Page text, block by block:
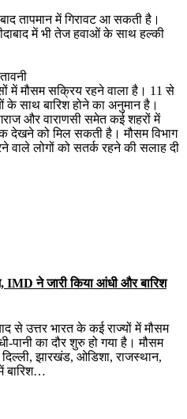
तापमान में गिरावट आ सकती है।
में भी तेज हवाओं के साथ हल्की
में मौसम सक्रिय रहने वाला है। 11 से
साथ बारिश होने का अनुमान है।
और वाराणसी समेत कई शहरों में
को मिल सकती है। मौसम विभाग
लोगों को सतर्क रहने की सलाह दी
IMD ने जारी किया आंधी और बारिश
से उत्तर भारत के कई राज्यों में मौसम
का दौर शुरु हो गया है। मौसम
दिल्ली, झारखंड, ओडिशा, राजस्थान,
बारिश…